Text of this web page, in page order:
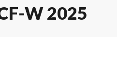
W 2025